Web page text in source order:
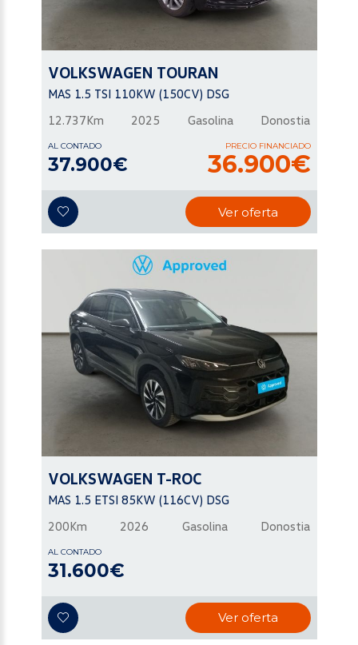
VOLKSWAGEN TOURAN
MAS 1.5 TSI 110KW (150CV) DSG
12.737Km
2025 Gasolina Donostia
AL CONTADO
37.900€
PRECIO FINANCIADO
36.900€
Ver oferta
VOLKSWAGEN T-ROC
MAS 1.5 ETSI 85KW (116CV) DSG
200Km
2026 Gasolina Donostia
AL CONTADO
31.600€
Ver oferta